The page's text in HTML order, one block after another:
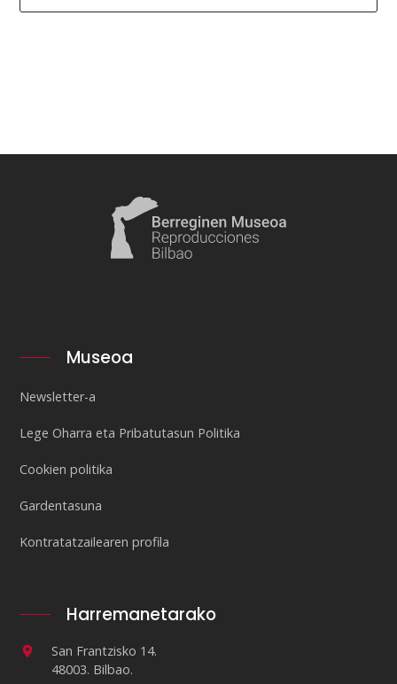
Museoa
Newsletter-a
Lege Oharra eta Pribatutasun Politika
Cookien politika
Gardentasuna
Kontratatzailearen profila
Harremanetarako
San Frantzisko 14.
48003. Bilbao.